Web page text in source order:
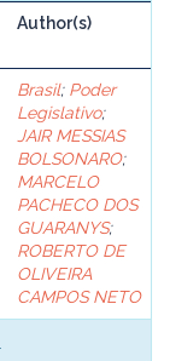
Author(s)
Brasil; Poder
Legislativo;
JAIR MESSIAS
BOLSONARO;
MARCELO
PACHECO DOS
GUARANYS;
ROBERTO DE
OLIVEIRA
CAMPOS NETO